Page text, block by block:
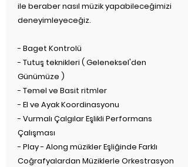
ile beraber nasıl müzik yapabileceğimizi
deneyimleyeceğiz.
- Baget Kontrolü
- Tutuş teknikleri ( Geleneksel'den
Günümüze )
- Temel ve Basit ritmler
- El ve Ayak Koordinasyonu
- Vurmalı Çalgılar Eşlikli Performans
Çalışması
- Play - Along müzikler Eşliğinde Farklı
Coğrafyalardan Müziklerle Orkestrasyon